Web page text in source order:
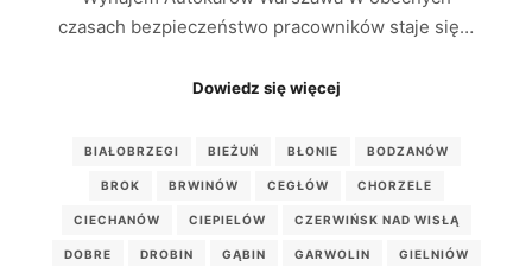
czasach bezpieczeństwo pracowników staje się…
Dowiedz się więcej
BIAŁOBRZEGI BIEŻUŃ BŁONIE BODZANÓW
BROK BRWINÓW CEGŁÓW CHORZELE
CIECHANÓW CIEPIELÓW CZERWIŃSK NAD WISŁĄ
DOBRE DROBIN GĄBIN GARWOLIN GIELNIÓW